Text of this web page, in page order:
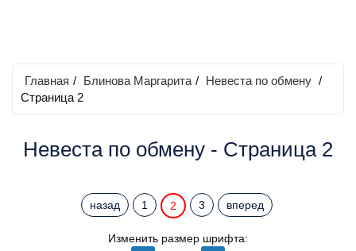
Главная / Блинова Маргарита / Невеста по обмену /
Страница 2
Невеста по обмену - Страница 2
назад 1 2 3 вперед
Изменить размер шрифта: